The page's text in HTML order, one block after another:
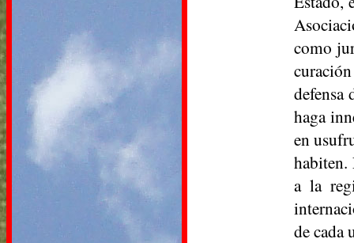
como
defensa
haga
en
a la
de cada